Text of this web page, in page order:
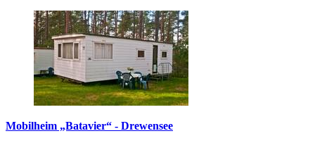
Mobilheim „Batavier“ - Drewensee